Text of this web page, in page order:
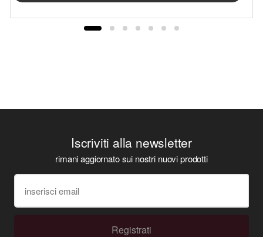
Iscriviti alla newsletter
rimani aggiornato sui nostri nuovi prodotti
Registrati